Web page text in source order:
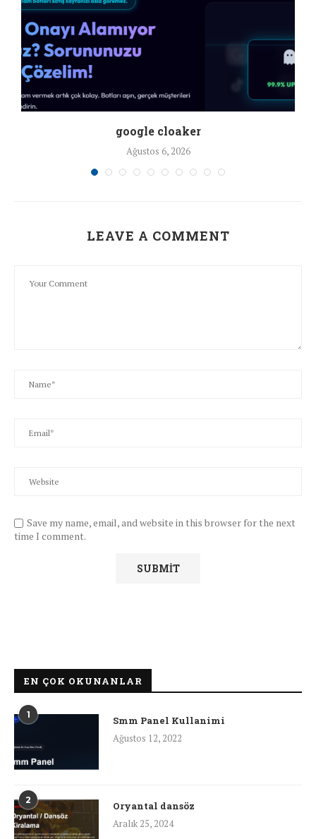
google cloaker
Ağustos 6, 2026
LEAVE A COMMENT
Save my name, email, and website in this browser for the next
time I comment.
EN ÇOK OKUNANLAR
1
Smm Panel Kullanimi
Ağustos 12, 2022
2
Oryantal dansöz
Aralık 25, 2024